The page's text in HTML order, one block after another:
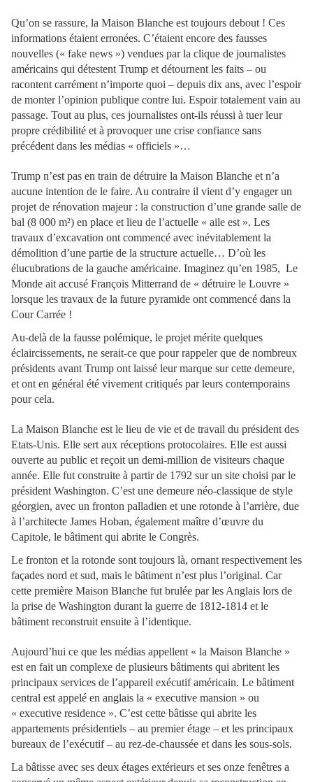
Qu’on se rassure, la Maison Blanche est toujours debout ! Ces
informations étaient erronées. C’étaient encore des fausses
nouvelles (« fake news ») vendues par la clique de journalistes
américains qui détestent Trump et détournent les faits – ou
racontent carrément n’importe quoi – depuis dix ans, avec l’espoir
de monter l’opinion publique contre lui. Espoir totalement vain au
passage. Tout au plus, ces journalistes ont-ils réussi à tuer leur
propre crédibilité et à provoquer une crise confiance sans
précédent dans les médias « officiels »…
Trump n’est pas en train de détruire la Maison Blanche et n’a
aucune intention de le faire. Au contraire il vient d’y engager un
projet de rénovation majeur : la construction d’une grande salle de
bal (8 000 m²) en place et lieu de l’actuelle « aile est ». Les
travaux d’excavation ont commencé avec inévitablement la
démolition d’une partie de la structure actuelle… D’où les
élucubrations de la gauche américaine. Imaginez qu’en 1985, Le
Monde ait accusé François Mitterrand de « détruire le Louvre »
lorsque les travaux de la future pyramide ont commencé dans la
Cour Carrée !
Au-delà de la fausse polémique, le projet mérite quelques
éclaircissements, ne serait-ce que pour rappeler que de nombreux
présidents avant Trump ont laissé leur marque sur cette demeure,
et ont en général été vivement critiqués par leurs contemporains
pour cela.
La Maison Blanche est le lieu de vie et de travail du président des
Etats-Unis. Elle sert aux réceptions protocolaires. Elle est aussi
ouverte au public et reçoit un demi-million de visiteurs chaque
année. Elle fut construite à partir de 1792 sur un site choisi par le
président Washington. C’est une demeure néo-classique de style
géorgien, avec un fronton palladien et une rotonde à l’arrière, due
à l’architecte James Hoban, également maître d’œuvre du
Capitole, le bâtiment qui abrite le Congrès.
Le fronton et la rotonde sont toujours là, ornant respectivement les
façades nord et sud, mais le bâtiment n’est plus l’original. Car
cette première Maison Blanche fut brulée par les Anglais lors de
la prise de Washington durant la guerre de 1812-1814 et le
bâtiment reconstruit ensuite à l’identique.
Aujourd’hui ce que les médias appellent « la Maison Blanche »
est en fait un complexe de plusieurs bâtiments qui abritent les
principaux services de l’appareil exécutif américain. Le bâtiment
central est appelé en anglais la « executive mansion » ou
« executive residence ». C’est cette bâtisse qui abrite les
appartements présidentiels – au premier étage – et les principaux
bureaux de l’exécutif – au rez-de-chaussée et dans les sous-sols.
La bâtisse avec ses deux étages extérieurs et ses onze fenêtres a